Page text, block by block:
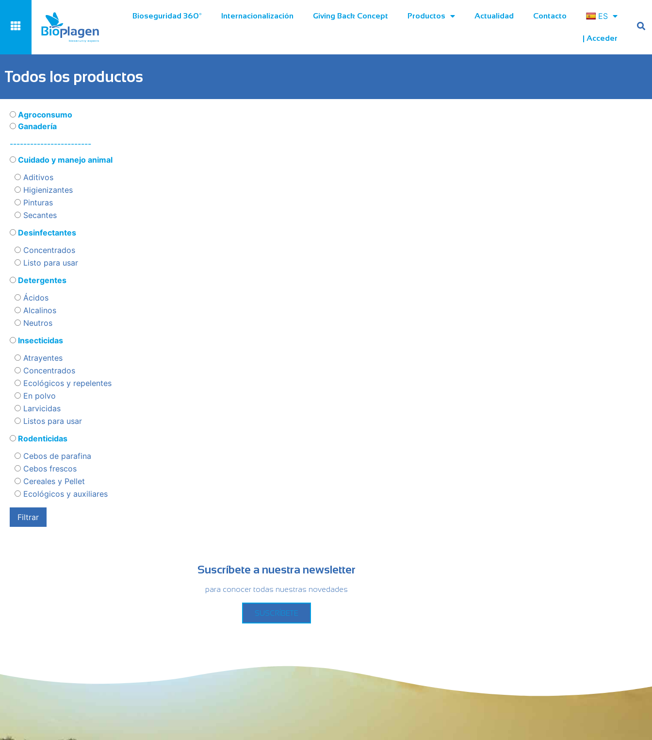
Bioseguridad 360º Internacionalización Giving Back Concept Productos Actualidad Contacto ES
| Acceder
Todos los productos
Agroconsumo
Ganadería
------------------------
Cuidado y manejo animal
Aditivos
Higienizantes
Pinturas
Secantes
Desinfectantes
Concentrados
Listo para usar
Detergentes
Ácidos
Alcalinos
Neutros
Insecticidas
Atrayentes
Concentrados
Ecológicos y repelentes
En polvo
Larvicidas
Listos para usar
Rodenticidas
Cebos de parafina
Cebos frescos
Cereales y Pellet
Ecológicos y auxiliares
Suscríbete a nuestra newsletter
para conocer todas nuestras novedades
SUSCRÍBETE